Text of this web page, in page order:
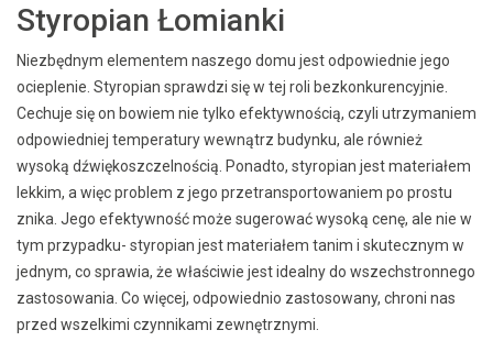
Styropian Łomianki
Niezbędnym elementem naszego domu jest odpowiednie jego
ocieplenie. Styropian sprawdzi się w tej roli bezkonkurencyjnie.
Cechuje się on bowiem nie tylko efektywnością, czyli utrzymaniem
odpowiedniej temperatury wewnątrz budynku, ale również
wysoką dźwiękoszczelnością. Ponadto, styropian jest materiałem
lekkim, a więc problem z jego przetransportowaniem po prostu
znika. Jego efektywność może sugerować wysoką cenę, ale nie w
tym przypadku- styropian jest materiałem tanim i skutecznym w
jednym, co sprawia, że właściwie jest idealny do wszechstronnego
zastosowania. Co więcej, odpowiednio zastosowany, chroni nas
przed wszelkimi czynnikami zewnętrznymi.